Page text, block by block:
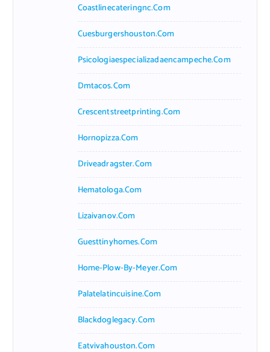
Coastlinecateringnc.com
Cuesburgershouston.com
Psicologiaespecializadaencampeche.com
Dmtacos.com
Crescentstreetprinting.com
Hornopizza.com
Driveadragster.com
Hematologa.com
Lizaivanov.com
Guesttinyhomes.com
Home-Plow-By-Meyer.com
Palatelatincuisine.com
Blackdoglegacy.com
Eatvivahouston.com